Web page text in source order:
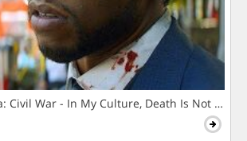
Civil War - In My Culture, Death Is Not The